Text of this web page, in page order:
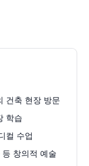
건축 현장 방문
학습
컬 수업
창의적 예술